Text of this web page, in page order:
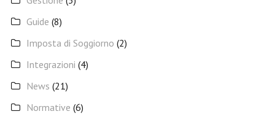
Guide (8)
Imposta di Soggiorno (2)
Integrazioni (4)
News (21)
Normative (6)